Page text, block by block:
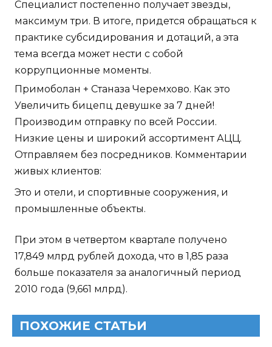
Специалист постепенно получает звезды,
максимум три. В итоге, придется обращаться к
практике субсидирования и дотаций, а эта
тема всегда может нести с собой
коррупционные моменты.
Примоболан + Станаза Черемхово. Как это
Увеличить бицепц девушке за 7 дней!
Производим отправку по всей России.
Низкие цены и широкий ассортимент АЦЦ.
Отправляем без посредников. Комментарии
живых клиентов:
Это и отели, и спортивные сооружения, и
промышленные объекты.
При этом в четвертом квартале получено
17,849 млрд рублей дохода, что в 1,85 раза
больше показателя за аналогичный период
2010 года (9,661 млрд).
ПОХОЖИЕ СТАТЬИ